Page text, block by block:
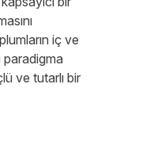
iç ve
paradigma
ve tutarlı bir